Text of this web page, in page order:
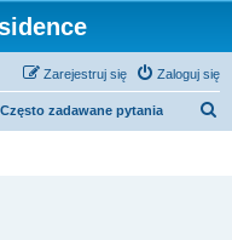
Zaloguj się
Zarejestruj się
Często zadawane pytania